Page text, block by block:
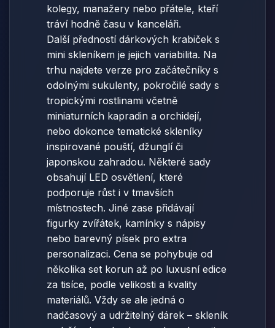
kolegy, manažery nebo přátele, kteří
tráví hodně času v kanceláři.
Další předností dárkových krabiček s
mini skleníkem je jejich variabilita. Na
trhu najdete verze pro začátečníky s
odolnými sukulenty, pokročilé sady s
tropickými rostlinami včetně
miniaturních kapradin a orchidejí,
nebo dokonce tematické skleníky
inspirované pouští, džunglí či
japonskou zahradou. Některé sady
obsahují LED osvětlení, které
podporuje růst i v tmavších
místnostech. Jiné zase přidávají
figurky zvířátek, kamínky s nápisy
nebo barevný písek pro extra
personalizaci. Cena se pohybuje od
několika set korun až po luxusní edice
za tisíce, podle velikosti a kvality
materiálů. Vždy se ale jedná o
nadčasový a udržitelný dárek – skleník